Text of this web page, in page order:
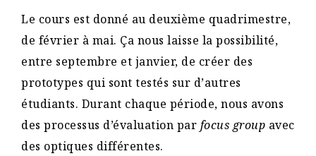
Le cours est donné au deuxième quadrimestre,
de février à mai. Ça nous laisse la possibilité,
entre septembre et janvier, de créer des
prototypes qui sont testés sur d’autres
étudiants. Durant chaque période, nous avons
des processus d’évaluation par focus group avec
des optiques différentes.